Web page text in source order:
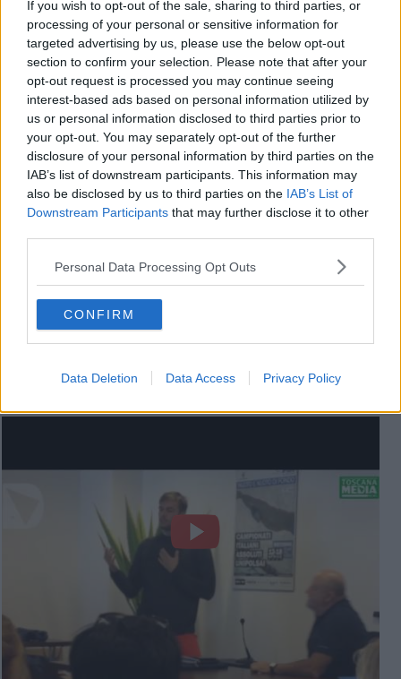
If you wish to opt-out of the sale, sharing to third parties, or
processing of your personal or sensitive information for
targeted advertising by us, please use the below opt-out
section to confirm your selection. Please note that after your
opt-out request is processed you may continue seeing
interest-based ads based on personal information utilized by
us or personal information disclosed to third parties prior to
your opt-out. You may separately opt-out of the further
disclosure of your personal information by third parties on the
IAB’s list of downstream participants. This information may
also be disclosed by us to third parties on the IAB’s List of
Downstream Participants that may further disclose it to other
Personal Data Processing Opt Outs
CONFIRM
Data Deletion Data Access Privacy Policy
giorni che l’hanno preceduta.Godimento puro.
Franco Bonciani
Se vuoi leggere le notizie principali della Toscana iscriviti alla
Newsletter QUInews - ToscanaMedia. Arriva gratis tutti i giorni
alle 20:00 direttamente nella tua casella di posta.
Basta cliccareQUI